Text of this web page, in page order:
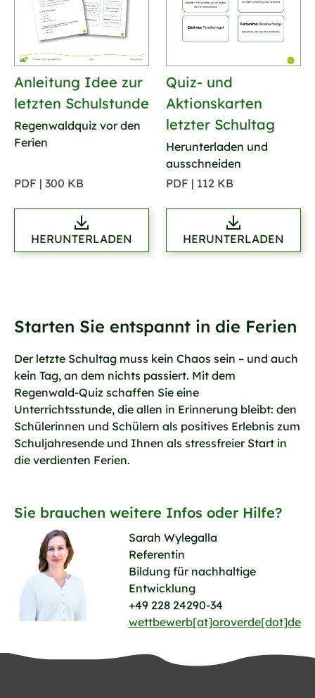
Anleitung Idee zur
letzten Schulstunde
Regenwaldquiz vor den
Ferien
PDF | 300 KB
HERUNTERLADEN
Quiz- und
Aktionskarten
letzter Schultag
Herunterladen und
ausschneiden
PDF | 112 KB
HERUNTERLADEN
Starten Sie entspannt in die Ferien
Der letzte Schultag muss kein Chaos sein – und auch
kein Tag, an dem nichts passiert. Mit dem
Regenwald-Quiz schaffen Sie eine
Unterrichtsstunde, die allen in Erinnerung bleibt: den
Schülerinnen und Schülern als positives Erlebnis zum
Schuljahresende und Ihnen als stressfreier Start in
die verdienten Ferien.
Sie brauchen weitere Infos oder Hilfe?
Sarah Wylegalla
Referentin
Bildung für nachhaltige
Entwicklung
+49 228 24290-34
wettbewerb[at]oroverde[dot]de